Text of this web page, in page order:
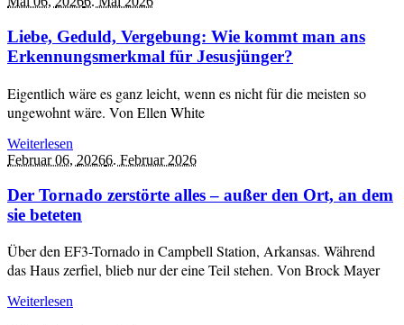
Liebe, Geduld, Vergebung: Wie kommt man ans
Erkennungsmerkmal für Jesusjünger?
Eigentlich wäre es ganz leicht, wenn es nicht für die meisten so
ungewohnt wäre. Von Ellen White
Weiterlesen
Februar 06, 20266. Februar 2026
Der Tornado zerstörte alles – außer den Ort, an dem
sie beteten
Über den EF3-Tornado in Campbell Station, Arkansas. Während
das Haus zerfiel, blieb nur der eine Teil stehen. Von Brock Mayer
Weiterlesen